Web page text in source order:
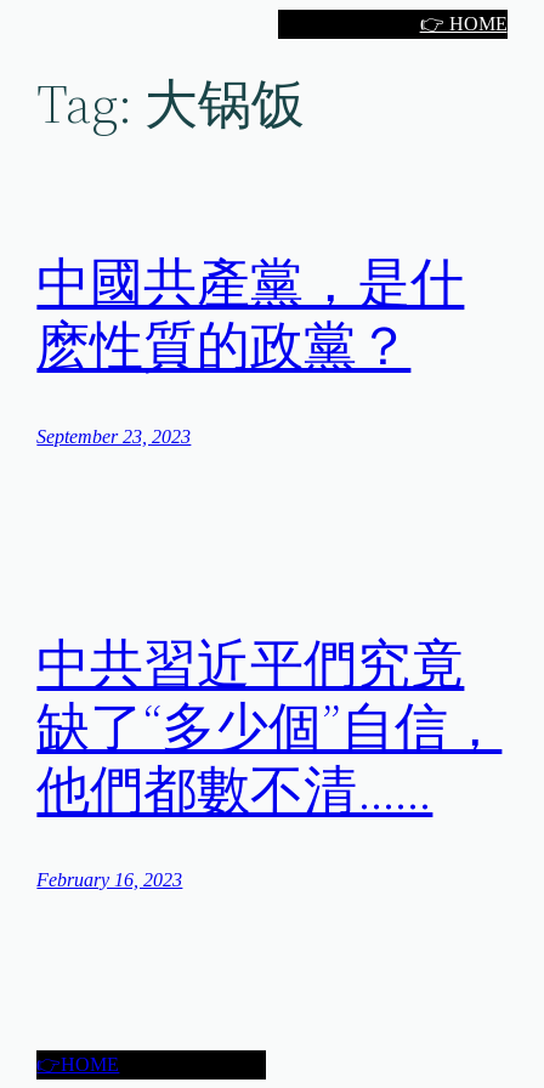
👉 HOME
Tag: 大锅饭
中國共產黨，是什
麽性質的政黨？
September 23, 2023
中共習近平們究竟
缺了“多少個”自信，
他們都數不清……
February 16, 2023
👉HOME